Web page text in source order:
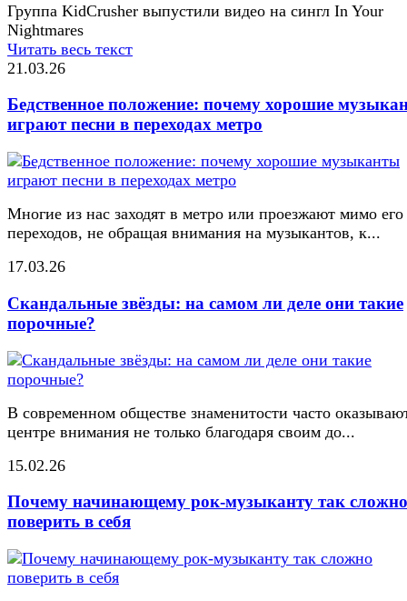
Группа KidCrusher выпустили видео на сингл In Your
Nightmares
Читать весь текст
21.03.26
Бедственное положение: почему хорошие
играют песни в переходах метро
Многие из нас заходят в метро или проезжают мимо его
переходов, не обращая внимания на музыкантов, к...
17.03.26
Скандальные звёзды: на самом ли деле они такие
порочные?
В современном обществе знаменитости часто
центре внимания не только благодаря своим до...
15.02.26
Почему начинающему рок-музыканту так сложно
поверить в себя